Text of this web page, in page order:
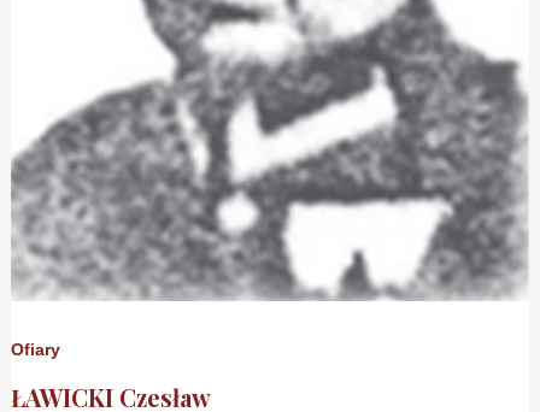
Ofiary
ŁAWICKI Czesław